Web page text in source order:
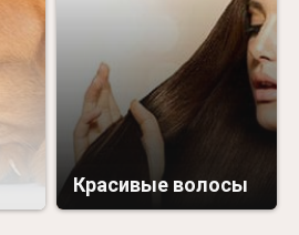
Красивые волосы